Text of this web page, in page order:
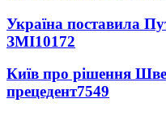
Україна поставила
ЗМІ10172
Київ про рішення
прецедент7549